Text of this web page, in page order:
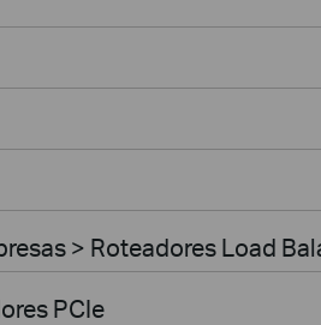
> Roteadores Load
PCIe